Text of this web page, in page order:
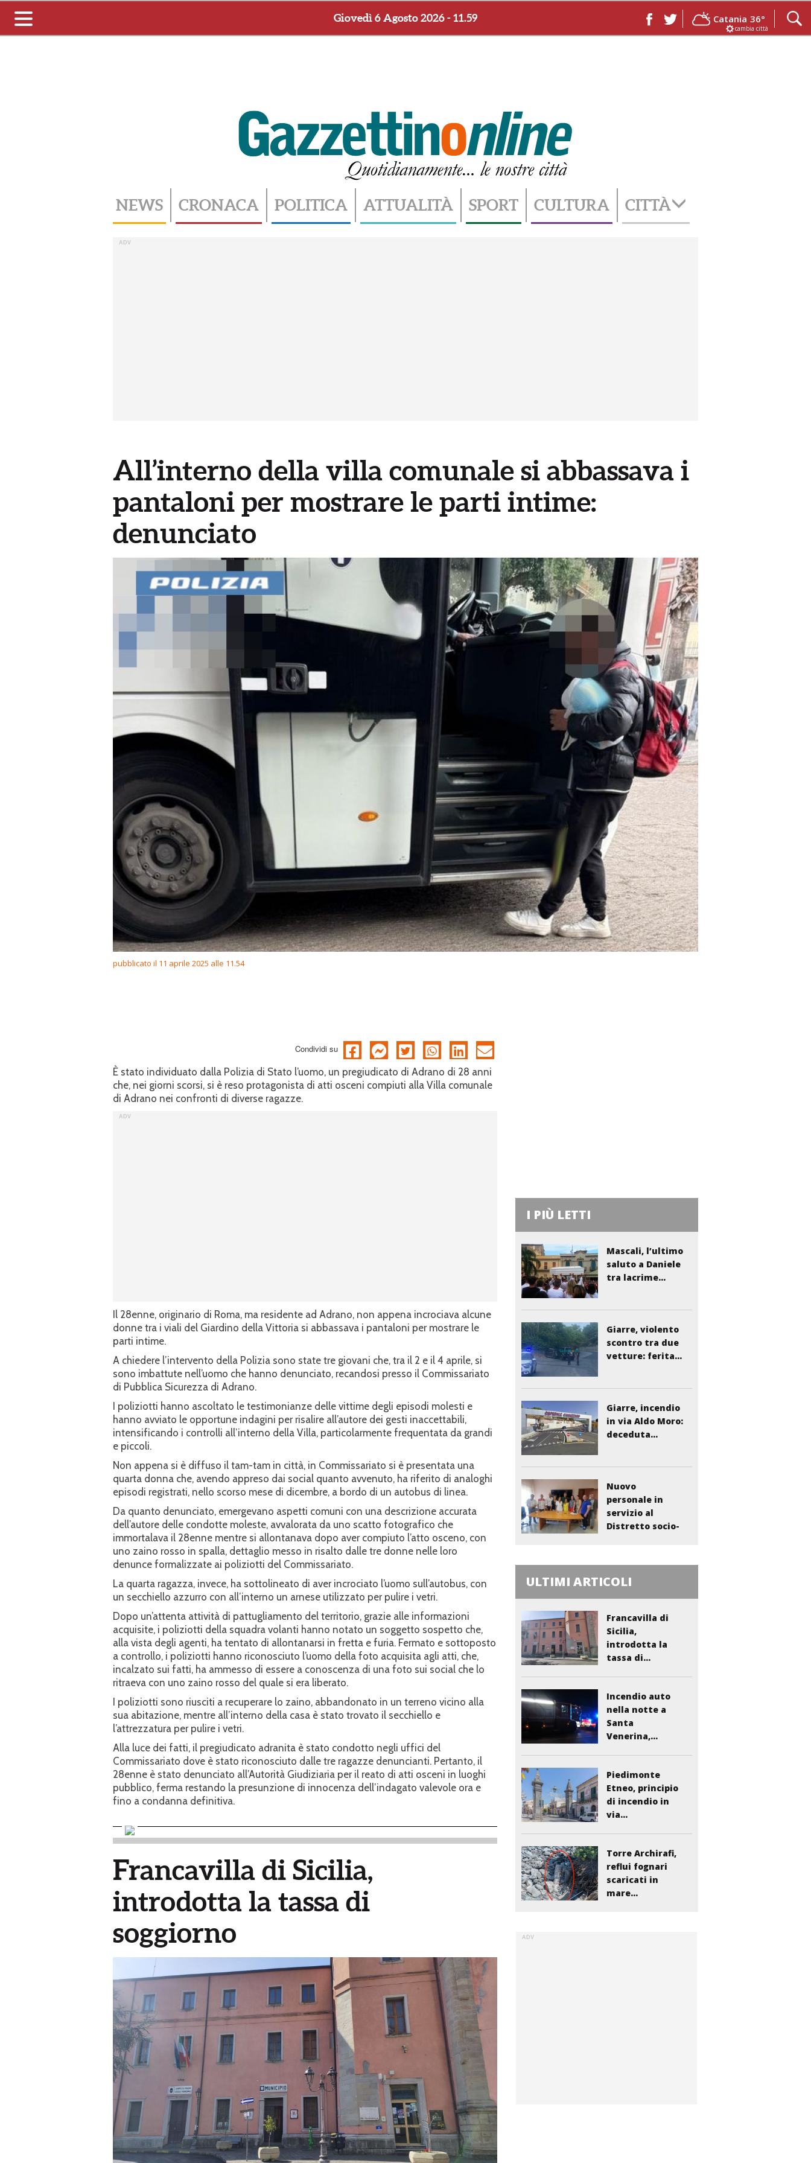
Toggle
navigation
Giovedì 6 Agosto 2026 - 11.59 Catania 36°
cambia città
NEWS CRONACA POLITICA ATTUALITÀ SPORT CULTURA CITTÀ
All’interno della villa comunale si abbassava i
pantaloni per mostrare le parti intime:
denunciato
pubblicato il 11 aprile 2025 alle 11.54
Condividi su
È stato individuato dalla Polizia di Stato l’uomo, un pregiudicato di Adrano di 28 anni
che, nei giorni scorsi, si è reso protagonista di atti osceni compiuti alla Villa comunale
di Adrano nei confronti di diverse ragazze.
Il 28enne, originario di Roma, ma residente ad Adrano, non appena incrociava alcune
donne tra i viali del Giardino della Vittoria si abbassava i pantaloni per mostrare le
parti intime.
A chiedere l’intervento della Polizia sono state tre giovani che, tra il 2 e il 4 aprile, si
sono imbattute nell’uomo che hanno denunciato, recandosi presso il Commissariato
di Pubblica Sicurezza di Adrano.
I poliziotti hanno ascoltato le testimonianze delle vittime degli episodi molesti e
hanno avviato le opportune indagini per risalire all’autore dei gesti inaccettabili,
intensificando i controlli all’interno della Villa, particolarmente frequentata da grandi
e piccoli.
Non appena si è diffuso il tam-tam in città, in Commissariato si è presentata una
quarta donna che, avendo appreso dai social quanto avvenuto, ha riferito di analoghi
episodi registrati, nello scorso mese di dicembre, a bordo di un autobus di linea.
Da quanto denunciato, emergevano aspetti comuni con una descrizione accurata
dell’autore delle condotte moleste, avvalorata da uno scatto fotografico che
immortalava il 28enne mentre si allontanava dopo aver compiuto l’atto osceno, con
uno zaino rosso in spalla, dettaglio messo in risalto dalle tre donne nelle loro
denunce formalizzate ai poliziotti del Commissariato.
La quarta ragazza, invece, ha sottolineato di aver incrociato l’uomo sull’autobus, con
un secchiello azzurro con all’interno un arnese utilizzato per pulire i vetri.
Dopo un’attenta attività di pattugliamento del territorio, grazie alle informazioni
acquisite, i poliziotti della squadra volanti hanno notato un soggetto sospetto che,
alla vista degli agenti, ha tentato di allontanarsi in fretta e furia. Fermato e sottoposto
a controllo, i poliziotti hanno riconosciuto l’uomo della foto acquisita agli atti, che,
incalzato sui fatti, ha ammesso di essere a conoscenza di una foto sui social che lo
ritraeva con uno zaino rosso del quale si era liberato.
I poliziotti sono riusciti a recuperare lo zaino, abbandonato in un terreno vicino alla
sua abitazione, mentre all’interno della casa è stato trovato il secchiello e
l’attrezzatura per pulire i vetri.
Alla luce dei fatti, il pregiudicato adranita è stato condotto negli uffici del
Commissariato dove è stato riconosciuto dalle tre ragazze denuncianti. Pertanto, il
28enne è stato denunciato all’Autorità Giudiziaria per il reato di atti osceni in luoghi
pubblico, ferma restando la presunzione di innocenza dell’indagato valevole ora e
fino a condanna definitiva.
Francavilla di Sicilia,
introdotta la tassa di
soggiorno
I PIÙ LETTI
Mascali, l’ultimo
saluto a Daniele
tra lacrime...
Giarre, violento
scontro tra due
vetture: ferita...
Giarre, incendio
in via Aldo Moro:
deceduta...
Nuovo
personale in
servizio al
Distretto socio-
ULTIMI ARTICOLI
Francavilla di
Sicilia,
introdotta la
tassa di...
Incendio auto
nella notte a
Santa
Venerina,...
Piedimonte
Etneo, principio
di incendio in
via...
Torre Archirafi,
reflui fognari
scaricati in
mare...